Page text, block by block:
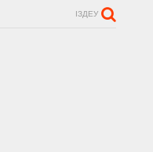
ІЗДЕУ